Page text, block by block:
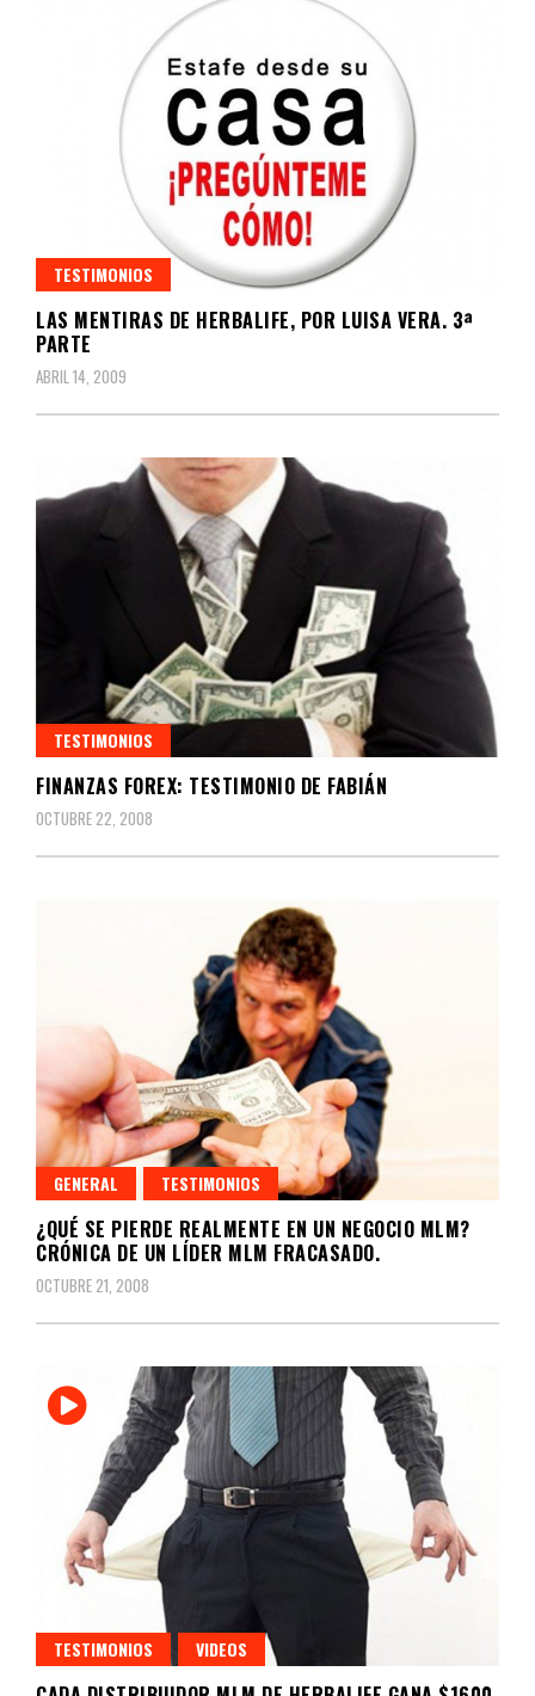
TESTIMONIOS
LAS MENTIRAS DE HERBALIFE, POR LUISA VERA. 3ª
PARTE
ABRIL 14, 2009
TESTIMONIOS
FINANZAS FOREX: TESTIMONIO DE FABIÁN
OCTUBRE 22, 2008
GENERAL TESTIMONIOS
¿QUÉ SE PIERDE REALMENTE EN UN NEGOCIO MLM?
CRÓNICA DE UN LÍDER MLM FRACASADO.
OCTUBRE 21, 2008
TESTIMONIOS VIDEOS